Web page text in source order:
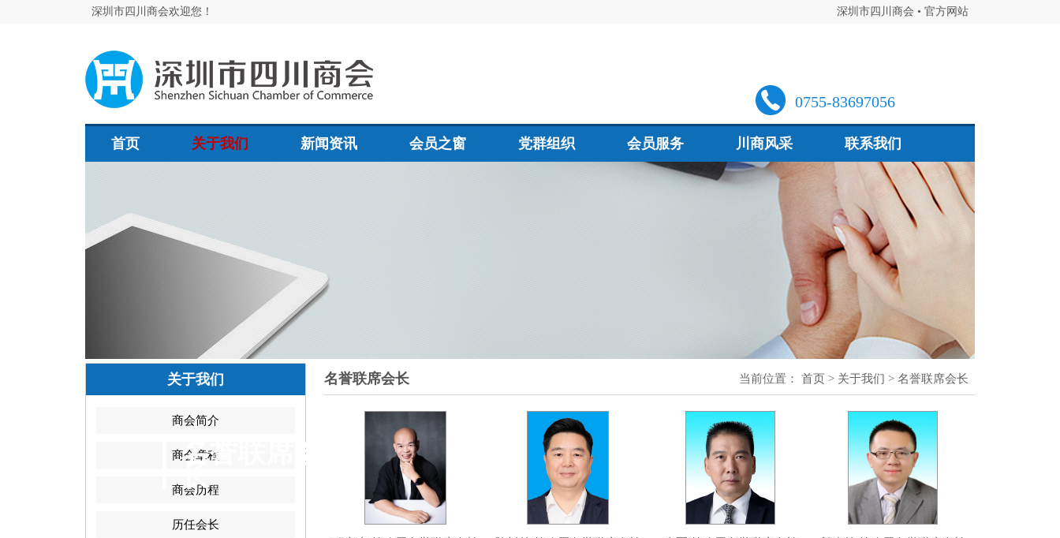
深圳市四川商会欢迎您！ 深圳市四川商会 • 官方网站
0755-83697056
首页 关于我们 新闻资讯 会员之窗 党群组织 会员服务 川商风采 联系我们
名誉联席会
长
关于我们
商会简介
商会章程
商会历程
历任会长
当前位置： 首页 > 关于我们 > 名誉联席会长
名誉联席会长